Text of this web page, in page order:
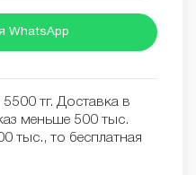
WhatsApp
тг. Доставка в
меньше 500 тыс.
тыс., то бесплатная